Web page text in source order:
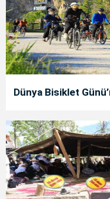
Dünya Bisiklet